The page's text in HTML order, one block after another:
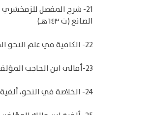
21- شرح المفصل
الصانع (ت ٦٤٣هـ)
22- الكافية في علم النحو المؤلف: ابن الحاجب جمال الدين بن عثمان بن عمر بن أبي بكر المصري الإسنوي المالكي (توفي: ٦٤٦ هـ)
23-أمالي ابن الحاجب المؤلف: عثمان بن عمر بن أبي بكر بن يونس، أبو عمرو جمال الدين ابن الحاجب الكردي المالكي (ت ٦٤٦هـ)
24- الخلاصة في النحو، ألفية ابن مالك المؤلف: أبو عبد الله محمد بن عبد الله بن مالك الأندلسي (ت ٦٧٢ هـ)